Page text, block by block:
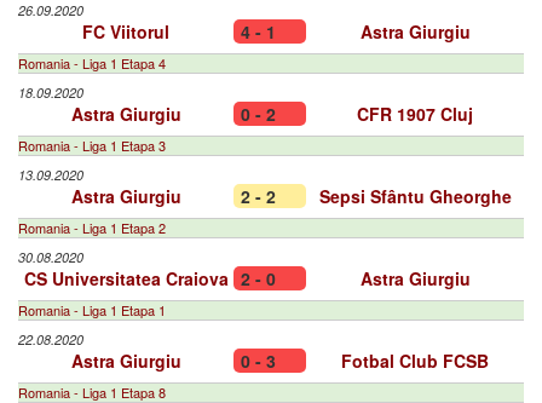
26.09.2020
FC Viitorul 4 - 1 Astra Giurgiu
Romania - Liga 1 Etapa 4
18.09.2020
Astra Giurgiu 0 - 2 CFR 1907 Cluj
Romania - Liga 1 Etapa 3
13.09.2020
Astra Giurgiu 2 - 2 Sepsi Sfântu Gheorghe
Romania - Liga 1 Etapa 2
30.08.2020
CS Universitatea Craiova 2 - 0 Astra Giurgiu
Romania - Liga 1 Etapa 1
22.08.2020
Astra Giurgiu 0 - 3 Fotbal Club FCSB
Romania - Liga 1 Etapa 8